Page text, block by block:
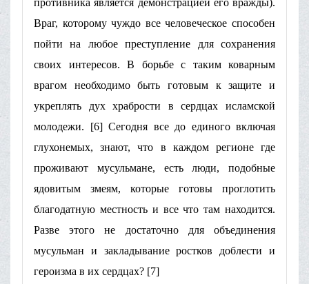
противника является демонстрацией его вражды).
Враг, которому чуждо все человеческое способен
пойти на любое преступление для сохранения
своих интересов. В борьбе с таким коварным
врагом необходимо быть готовым к защите и
укреплять дух храбрости в сердцах исламской
молодежи. [6] Сегодня все до единого включая
глухонемых, знают, что в каждом регионе где
проживают мусульмане, есть люди, подобные
ядовитым змеям, которые готовы проглотить
благодатную местность и все что там находится.
Разве этого не достаточно для объединения
мусульман и закладывание ростков доблести и
героизма в их сердцах? [7]